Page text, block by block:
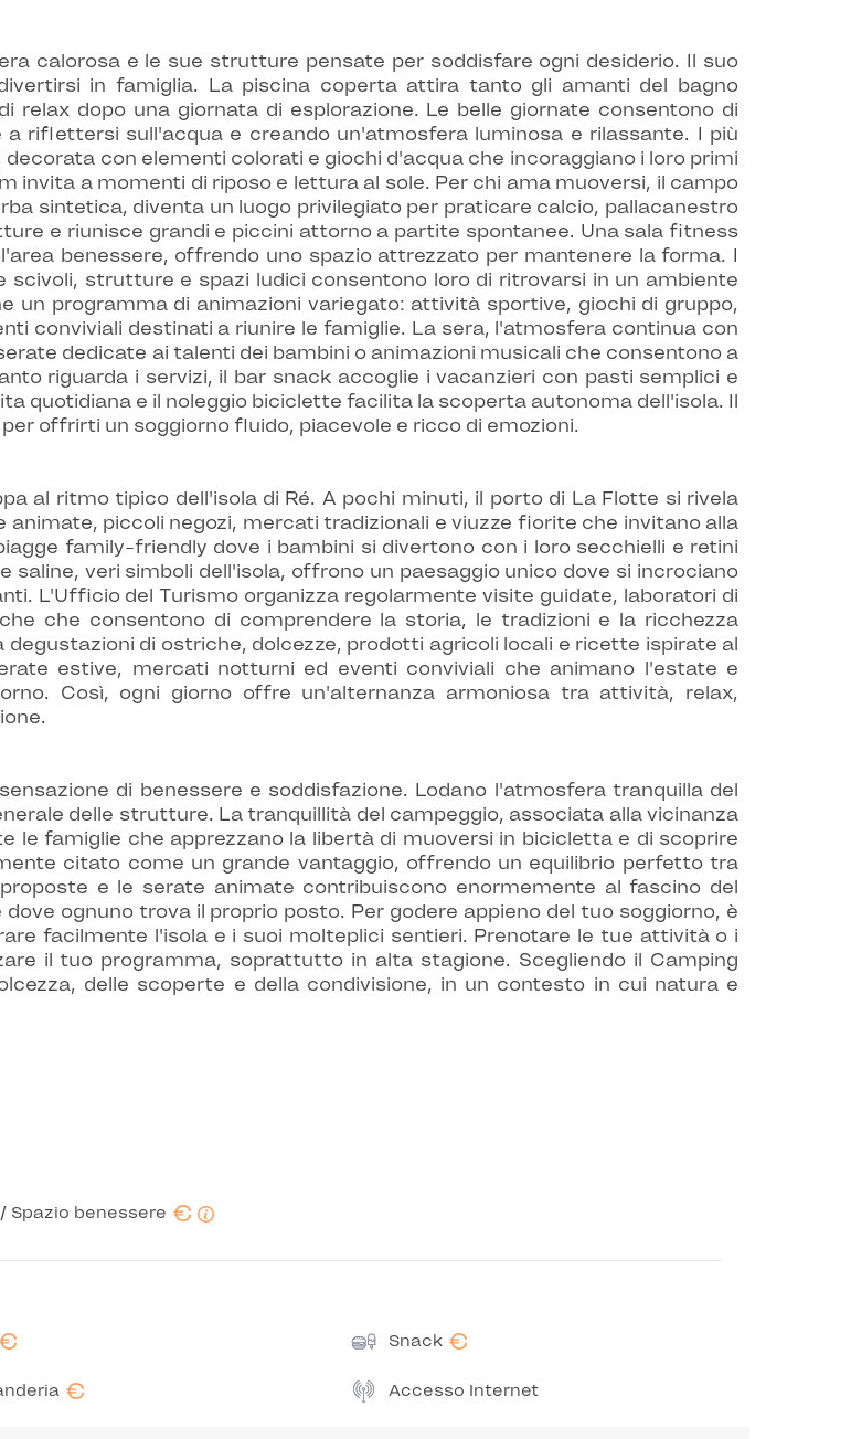
calorosa e le sue strutture pensate per soddisfare ogni desiderio. Il suo
in famiglia. La piscina coperta attira tanto gli amanti del bagno
dopo una giornata di esplorazione. Le belle giornate consentono di
riflettersi sull'acqua e creando un'atmosfera luminosa e rilassante. I più
con elementi colorati e giochi d'acqua che incoraggiano i loro primi
invita a momenti di riposo e lettura al sole. Per chi ama muoversi, il campo
sintetica, diventa un luogo privilegiato per praticare calcio, pallacanestro
e riunisce grandi e piccini attorno a partite spontanee. Una sala fitness
benessere, offrendo uno spazio attrezzato per mantenere la forma. I
scivoli, strutture e spazi ludici consentono loro di ritrovarsi in un ambiente
un programma di animazioni variegato: attività sportive, giochi di gruppo,
conviviali destinati a riunire le famiglie. La sera, l'atmosfera continua con
dedicate ai talenti dei bambini o animazioni musicali che consentono a
riguarda i servizi, il bar snack accoglie i vacanzieri con pasti semplici e
quotidiana e il noleggio biciclette facilita la scoperta autonoma dell'isola. Il
offrirti un soggiorno fluido, piacevole e ricco di emozioni.
al ritmo tipico dell'isola di Ré. A pochi minuti, il porto di La Flotte si rivela
piccoli negozi, mercati tradizionali e viuzze fiorite che invitano alla
family-friendly dove i bambini si divertono con i loro secchielli e retini
veri simboli dell'isola, offrono un paesaggio unico dove si incrociano
L'Ufficio del Turismo organizza regolarmente visite guidate, laboratori di
che consentono di comprendere la storia, le tradizioni e la ricchezza
di ostriche, dolcezze, prodotti agricoli locali e ricette ispirate al
estive, mercati notturni ed eventi conviviali che animano l'estate e
Così, ogni giorno offre un'alternanza armoniosa tra attività, relax,
di benessere e soddisfazione. Lodano l'atmosfera tranquilla del
delle strutture. La tranquillità del campeggio, associata alla vicinanza
le famiglie che apprezzano la libertà di muoversi in bicicletta e di scoprire
citato come un grande vantaggio, offrendo un equilibrio perfetto tra
e le serate animate contribuiscono enormemente al fascino del
ognuno trova il proprio posto. Per godere appieno del tuo soggiorno, è
facilmente l'isola e i suoi molteplici sentieri. Prenotare le tue attività o i
il tuo programma, soprattutto in alta stagione. Scegliendo il Camping
delle scoperte e della condivisione, in un contesto in cui natura e
/ Spazio benessere €
€ Snack €
€ Accesso Internet